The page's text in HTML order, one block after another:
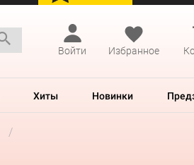
Войти
Избранное
Хиты Новинки